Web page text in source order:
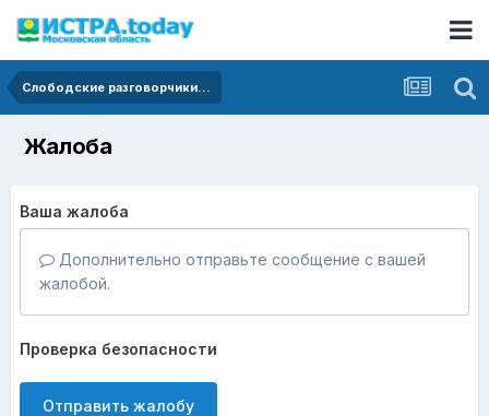
Слободские разговорчики...
Жалоба
Ваша жалоба
Дополнительно отправьте сообщение с вашей
жалобой.
Проверка безопасности
Отправить жалобу